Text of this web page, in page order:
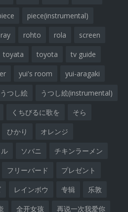
piece(instrumental)
ray rohto rola screen
toyata toyota tv guide
yui's room yui-aragaki
うつし絵 うつし絵(instrumental)
くちびるに歌を そら
ひかり オレンジ
ソバニ チキンラーメン
フリーバード プレゼント
レインボウ 专辑 乐敦
全开女孩 再说一次我爱你